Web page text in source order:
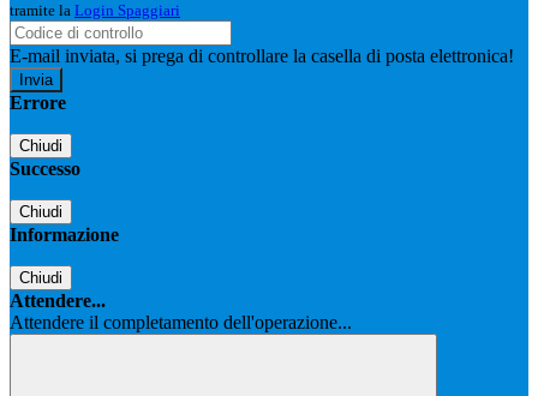
tramite la Login Spaggiari
E-mail inviata, si prega di controllare la casella di posta elettronica!
Errore
Chiudi
Successo
Chiudi
Informazione
Chiudi
Attendere...
Attendere il completamento dell'operazione...